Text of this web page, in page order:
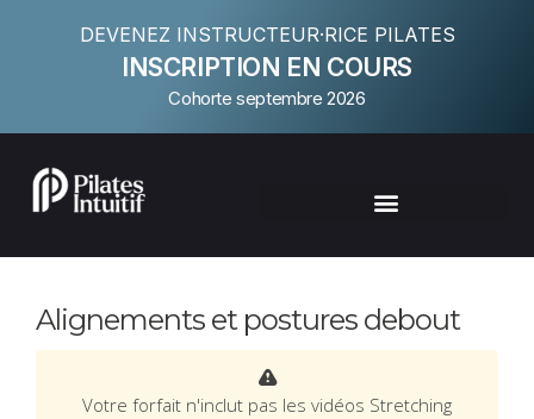
DEVENEZ INSTRUCTEUR·RICE PILATES
INSCRIPTION EN COURS
Cohorte septembre 2026
Alignements et postures debout
Votre forfait n'inclut pas les vidéos Stretching